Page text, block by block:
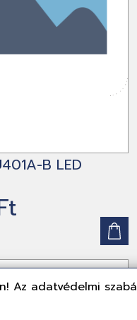
Az adatvédelmi
B LED